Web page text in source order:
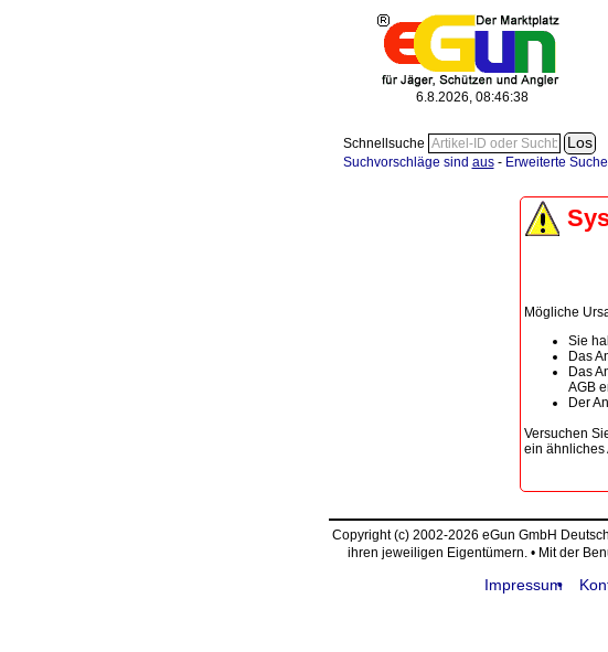
6.8.2026, 08:46:38
Schnellsuche
Suchvorschläge sind aus- Erweiterte Suche
Mögliche
Sie
Das
Das
AGB
Der
Versuchen
ein ähnliches
Copyright (c) 2002-2026 eGun GmbH
ihren jeweiligen Eigentümern. • Mit der
Impressum